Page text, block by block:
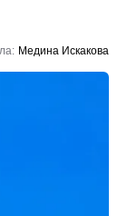
Медина Искакова